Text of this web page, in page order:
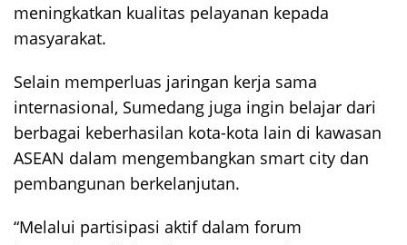
meningkatkan kualitas pelayanan kepada
masyarakat.
Selain memperluas jaringan kerja sama
internasional, Sumedang juga ingin belajar dari
berbagai keberhasilan kota-kota lain di kawasan
ASEAN dalam mengembangkan smart city dan
pembangunan berkelanjutan.
“Melalui partisipasi aktif dalam forum